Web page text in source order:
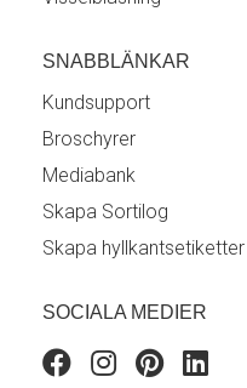
SNABBLÄNKAR
Kundsupport
Broschyrer
Mediabank
Skapa Sortilog
Skapa hyllkantsetiketter
SOCIALA MEDIER
FacebookInstagram
Pinterest